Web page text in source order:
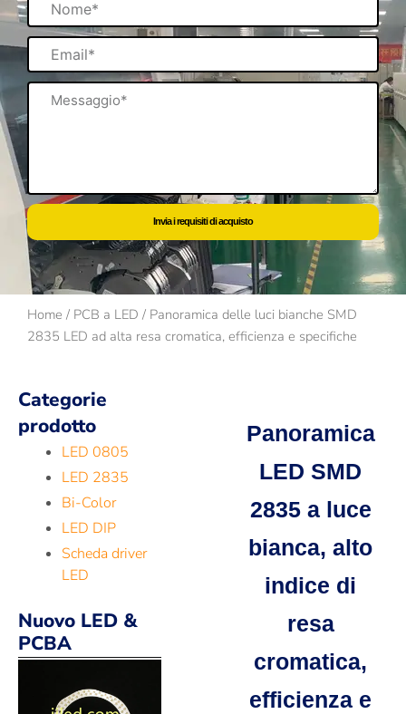
Email
Messaggio
Invia i requisiti di acquisto
Home / PCB a LED / Panoramica delle luci bianche SMD
2835 LED ad alta resa cromatica, efficienza e specifiche
Categorie
prodotto
LED 0805
LED 2835
Bi-Color
LED DIP
Scheda driver
LED
Nuovo LED &
PCBA
Panoramica
LED SMD
2835 a luce
bianca, alto
indice di
resa
cromatica,
efficienza e